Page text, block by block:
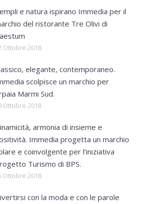
e natura ispirano Immedia per il
del ristorante Tre Olivi di
Ottobre 2018
elegante, contemporaneo.
scolpisce un marchio per
Marmi Sud.
Ottobre 2018
armonia di insieme e
Immedia progetta un marchio
e coinvolgente per l’iniziativa
Turismo di BPS.
Ottobre 2018
con la moda e con le parole